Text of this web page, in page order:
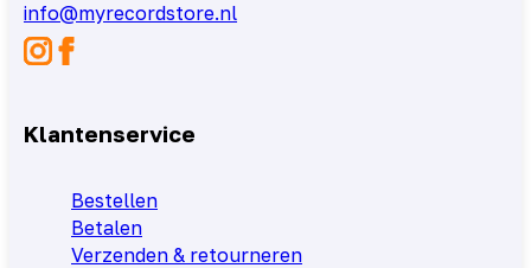
info@myrecordstore.nl
Klantenservice
Bestellen
Betalen
Verzenden & retourneren